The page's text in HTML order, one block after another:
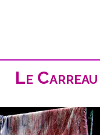
Le Carreau